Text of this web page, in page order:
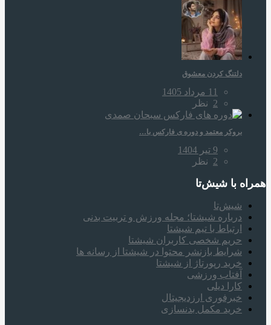
دلتنگ کردن معشوق
11 مرداد 1405
2 نظر
بروکر معتمد و دوره‌ ی فارکس با…
9 تیر 1404
2 نظر
همراه‌ با شیش‌تا
شیش‌تا
درباره شیشتا؛ مجله ورزش و تربیت بدنی
ارتباط با تیم شیشتا
حریم شخصی کاربران شیشتا
شرایط بازنشر محتوا در شیشتا از رسانه ها
خرید رپورتاژ از شیشتا
آفتاب ورزشی
کارا دیلی
خبرفوری ارزدیجیتال
خرید مکمل بدنسازی